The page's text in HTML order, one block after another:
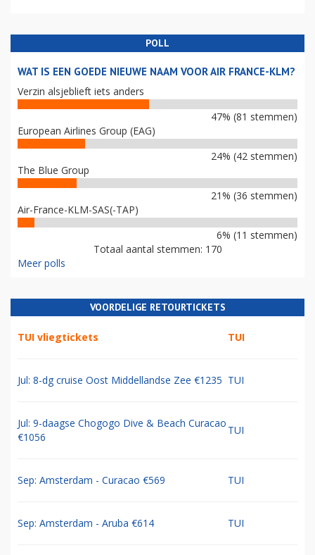
POLL
WAT IS EEN GOEDE NIEUWE NAAM VOOR AIR FRANCE-KLM?
Verzin alsjeblieft iets anders
47% (81 stemmen)
European Airlines Group (EAG)
24% (42 stemmen)
The Blue Group
21% (36 stemmen)
Air-France-KLM-SAS(-TAP)
6% (11 stemmen)
Totaal aantal stemmen: 170
Meer polls
VOORDELIGE RETOURTICKETS
TUI vliegtickets TUI
Jul: 8-dg cruise Oost Middellandse Zee €1235 TUI
Jul: 9-daagse Chogogo Dive & Beach Curacao
€1056
TUI
Sep: Amsterdam - Curacao €569 TUI
Sep: Amsterdam - Aruba €614 TUI